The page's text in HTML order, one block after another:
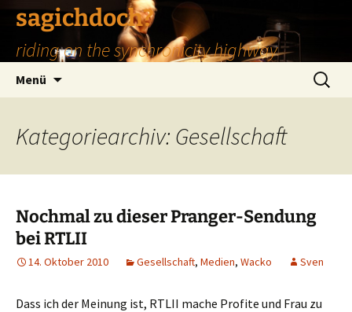
Zum
Inhalt
springen
sagichdoch?
riding on the synchronicity highway
Menü
Suchen
nach:
Kategoriearchiv: Gesellschaft
Nochmal zu dieser Pranger-Sendung
bei RTLII
14. Oktober 2010 Gesellschaft, Medien, Wacko Sven
Dass ich der Meinung ist, RTLII mache Profite und Frau zu